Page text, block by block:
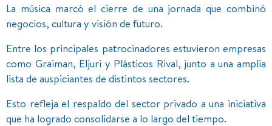
La música marcó el cierre de una jornada que combinó
negocios, cultura y visión de futuro.
Entre los principales patrocinadores estuvieron empresas
como Graiman, Eljuri y Plásticos Rival, junto a una amplia
lista de auspiciantes de distintos sectores.
Esto refleja el respaldo del sector privado a una iniciativa
que ha logrado consolidarse a lo largo del tiempo.